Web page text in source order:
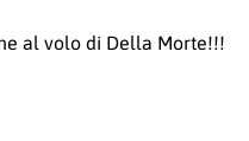
al volo di Della Morte!!!